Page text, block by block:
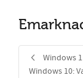
Windows
Windows 10: